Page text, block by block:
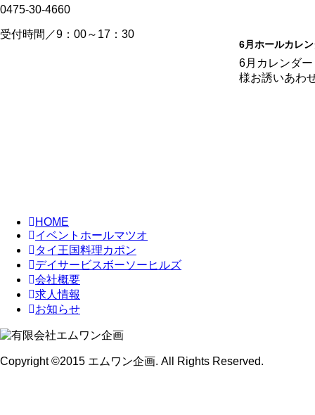
0475-30-4660
受付時間／9：00～17：30
6月ホールカレ
6月カレンダ
様お誘いあ
HOME
イベントホールマツオ
タイ王国料理カポン
デイサービスボーソーヒルズ
会社概要
求人情報
お知らせ
Copyright ©2015 エムワン企画. All Rights Reserved.